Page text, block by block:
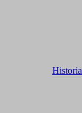
Historia